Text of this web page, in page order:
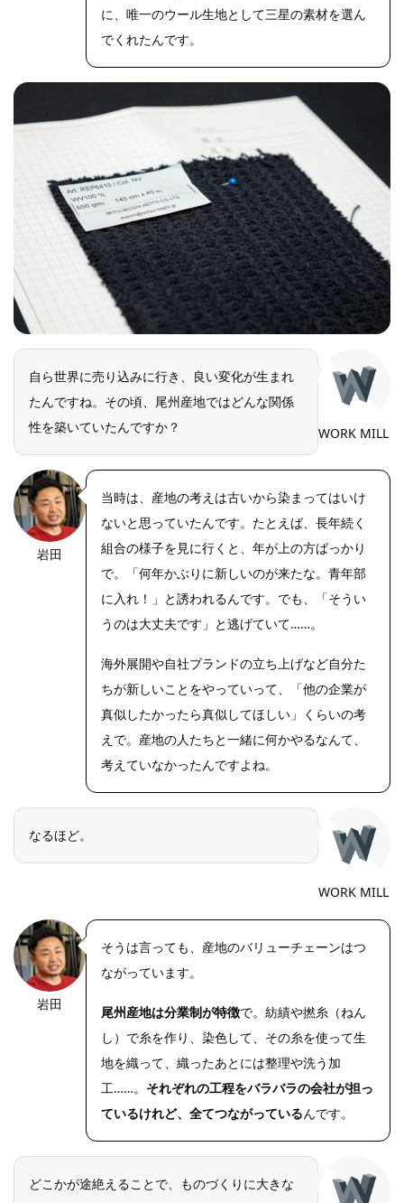
に、唯一のウール生地として三星の素材を選ん
でくれたんです。
自ら世界に売り込みに行き、良い変化が生まれ
たんですね。その頃、尾州産地ではどんな関係
性を築いていたんですか？
WORK MILL
https://riseph
岩田
当時は、産地の考えは古いから染まってはいけ
ないと思っていたんです。たとえば、長年続く
組合の様子を見に行くと、年が上の方ばっかり
で。「何年かぶりに新しいのが来たな。青年部
に入れ！」と誘われるんです。でも、「そうい
うのは大丈夫です」と逃げていて……。
海外展開や自社ブランドの立ち上げなど自分た
ちが新しいことをやっていって、「他の企業が
真似したかったら真似してほしい」くらいの考
えで。産地の人たちと一緒に何かやるなんて、
考えていなかったんですよね。
なるほど。
WORK MILL
https://riseph
岩田
そうは言っても、産地のバリューチェーンはつ
ながっています。
尾州産地は分業制が特徴で。紡績や撚糸（ねん
し）で糸を作り、染色して、その糸を使って生
地を織って、織ったあとには整理や洗う加
工……。 それぞれの工程をバラバラの会社が担っ
ているけれど、全てつながっているんです。
どこかが途絶えることで、ものづくりに大きな